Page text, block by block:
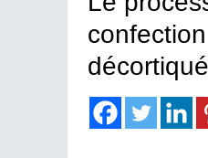
décortiqué